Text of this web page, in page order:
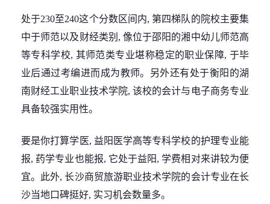
处于230至240这个分数区间内, 第四梯队的院校主要集
中于师范以及财经类别, 像位于邵阳的湘中幼儿师范高
等专科学校, 其师范类专业堪称稳定的职业保障, 于毕
业后通过考编进而成为教师。另外还有处于衡阳的湖
南财经工业职业技术学院, 该校的会计与电子商务专业
具备较强实用性。
要是你打算学医, 益阳医学高等专科学校的护理专业能
报, 药学专业也能报, 它处于益阳, 学费相对来讲较为便
宜。此外, 长沙商贸旅游职业技术学院的会计专业在长
沙当地口碑挺好, 实习机会数量多。